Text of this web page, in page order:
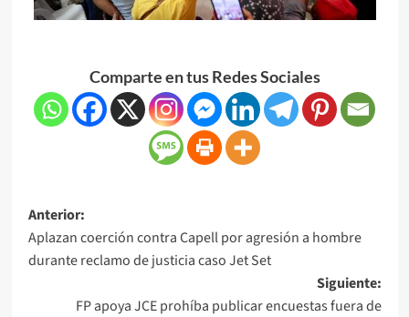
Comparte en tus Redes Sociales
Anterior:
Aplazan coerción contra Capell por agresión a hombre
durante reclamo de justicia caso Jet Set
Siguiente:
FP apoya JCE prohíba publicar encuestas fuera de